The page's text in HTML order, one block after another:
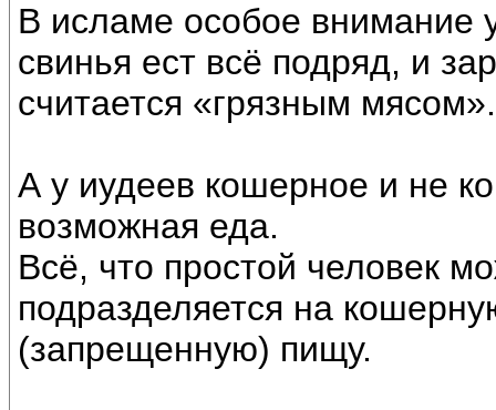
В исламе особое внимание
свинья ест всё подряд, и
считается «грязным мясом».
А у иудеев кошерное и не
возможная еда.
Всё, что простой человек
подразделяется на
(запрещенную) пищу.